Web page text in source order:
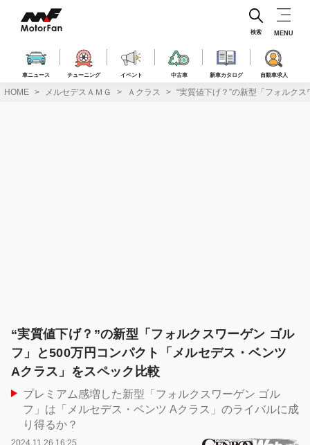
ス
車ニュース チューニング イベント 中古車 新車カタログ 自動車求人
検索 MENU
HOME メルセデスＡＭＧ Ａクラス “実質値下げ？”の新型「フォルク
“実質値下げ？”の新型「フォルクスワーゲン ゴル
フ」と500万円コンパクト「メルセデス・ベンツ
Aクラス」をスペック比較
プレミアム感増した新型「フォルクスワーゲン ゴル
フ」は「メルセデス・ベンツ Aクラス」のライバルに成
り得るか？
2024.11.26 16:25